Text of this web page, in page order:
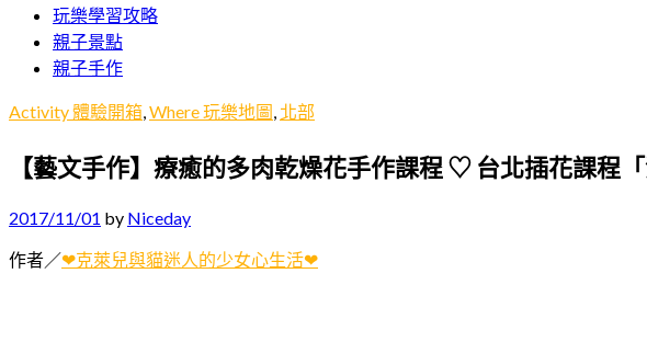
玩樂學習攻略
親子景點
親子手作
Activity 體驗開箱,Where 玩樂地圖, 北部
【藝文手作】療癒的多肉乾燥花手作課程 ♡ 台北插花課程
2017/11/01 by Niceday
作者／❤克萊兒與貓迷人的少女心生活❤